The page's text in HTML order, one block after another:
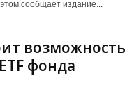
сообщает издание...
возможность
фонда